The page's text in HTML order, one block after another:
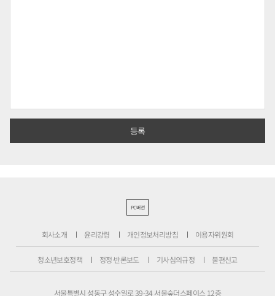
PC버전
회사소개 윤리강령 개인정보처리방침 이용자위원회
청소년보호정책 정정·반론보도 기사심의규정 불편신고
서울특별시 성동구 성수일로 39-34 서울숲더스페이스 12층